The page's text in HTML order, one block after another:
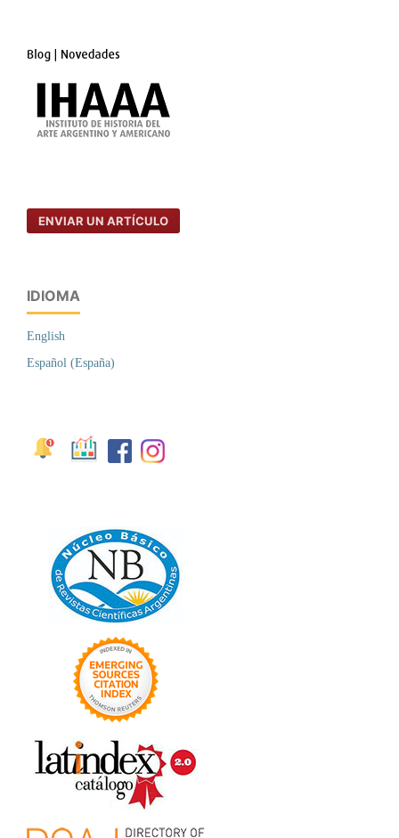
ENVIAR UN ARTÍCULO
IDIOMA
English
Español (España)